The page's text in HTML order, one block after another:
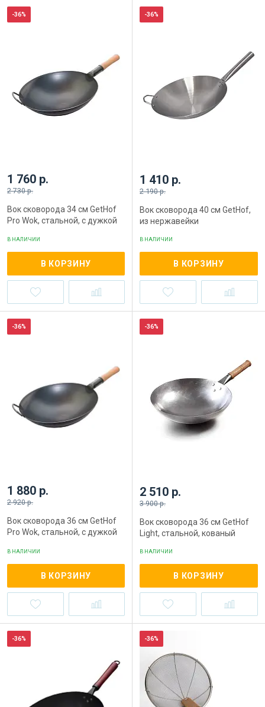
1 760 р.
2 730 р.
Вок сковорода 34 см GetHof
Pro Wok, стальной, с дужкой
В НАЛИЧИИ
В КОРЗИНУ
-36%
1 410 р.
2 190 р.
Вок сковорода 40 см GetHof,
из нержавейки
В НАЛИЧИИ
В КОРЗИНУ
-36%
1 880 р.
2 920 р.
Вок сковорода 36 см GetHof
Pro Wok, стальной, с дужкой
В НАЛИЧИИ
В КОРЗИНУ
-36%
2 510 р.
3 900 р.
Вок сковорода 36 см GetHof
Light, стальной, кованый
В НАЛИЧИИ
В КОРЗИНУ
-36%
-36% -36%